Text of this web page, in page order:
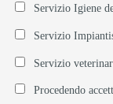
Servizio Igiene
Servizio
Servizio
Procedendo